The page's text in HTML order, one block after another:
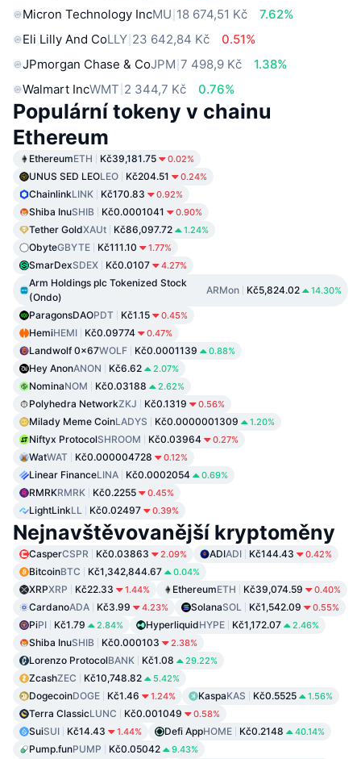
Micron Technology IncMU 18 674,51 Kč
7.62%
Eli Lilly And CoLLY 23 642,84 Kč
0.51%
JPmorgan Chase & CoJPM 7 498,9 Kč
1.38%
Walmart IncWMT 2 344,7 Kč 0.76%
Populární tokeny v chainu
Ethereum
EthereumETH Kč39,181.75 0.02%
UNUS SED LEOLEO Kč204.51 0.24%
ChainlinkLINK Kč170.83 0.92%
Shiba InuSHIB Kč0.0001041 0.90%
Tether GoldXAUt Kč86,097.72 1.24%
ObyteGBYTE Kč111.10 1.77%
SmarDexSDEX Kč0.0107 4.27%
Arm Holdings plc Tokenized Stock
(Ondo)
ARMon Kč5,824.02 14.30%
ParagonsDAOPDT Kč1.15 0.45%
HemiHEMI Kč0.09774 0.47%
Landwolf 0x67WOLF Kč0.0001139 0.88%
Hey AnonANON Kč6.62 2.07%
NominaNOM Kč0.03188 2.62%
Polyhedra NetworkZKJ Kč0.1319 0.56%
Milady Meme CoinLADYS Kč0.0000001309 1.20%
Niftyx ProtocolSHROOM Kč0.03964 0.27%
WatWAT Kč0.000004728 0.12%
Linear FinanceLINA Kč0.0002054 0.69%
RMRKRMRK Kč0.2255 0.45%
LightLinkLL Kč0.02497 0.39%
Nejnavštěvovanější kryptoměny
CasperCSPR Kč0.03863 2.09% ADIADI Kč144.43 0.42%
BitcoinBTC Kč1,342,844.67 0.04%
XRPXRP Kč22.33 1.44% EthereumETH Kč39,074.59 0.40%
CardanoADA Kč3.99 4.23% SolanaSOL Kč1,542.09 0.55%
PiPI Kč1.79 2.84% HyperliquidHYPE Kč1,172.07 2.46%
Shiba InuSHIB Kč0.000103 2.38%
Lorenzo ProtocolBANK Kč1.08 29.22%
ZcashZEC Kč10,748.82 5.42%
DogecoinDOGE Kč1.46 1.24% KaspaKAS Kč0.5525 1.56%
Terra ClassicLUNC Kč0.001049 0.58%
SuiSUI Kč14.43 1.44% Defi AppHOME Kč0.2148 40.14%
Pump.funPUMP Kč0.05042 9.43%